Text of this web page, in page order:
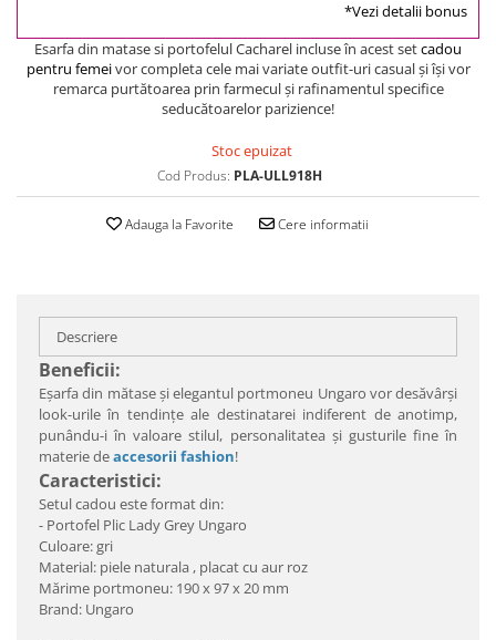
*Vezi detalii bonus
Esarfa din matase si portofelul Cacharel incluse în acest setcadou
pentru femeivor completa cele mai variate outfit-uri casual şi îşi vor
remarca purtătoarea prin farmecul şi rafinamentul specifice
seducătoarelor parizience!
Stoc epuizat
Cod Produs: PLA-ULL918H
Adauga la Favorite Cere informatii
Descriere
Beneficii:
Eşarfa din mătase şi elegantul portmoneu Ungaro vor desăvârşi
look-urile în tendinţe ale destinatarei indiferent de anotimp,
punându-i în valoare stilul, personalitatea şi gusturile fine în
materie deaccesorii fashion!
Caracteristici:
Setul cadou este format din:
- Portofel Plic Lady Grey Ungaro
Culoare: gri
Material: piele naturala , placat cu aur roz
Mărime portmoneu: 190 x 97 x 20 mm
Brand: Ungaro